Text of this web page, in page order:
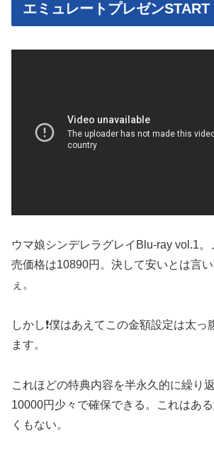
エミュレートプレゼンSTART
ウマ娘シンデレラグレイBlu-ray vol.1
売価格は10890円。決して安いとは言
ぇ。
しかし❗️僕はあえてこの金額設定は太っ
ます。
これほどの特典内容を半永久的に繰り
10000円少々で確保できる。これはあ
くもない。